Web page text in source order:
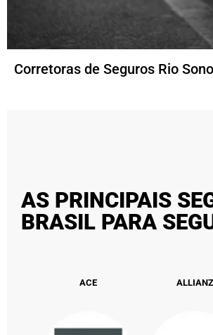
Corretoras de Seguros Rio Sono
AS PRINCIPAIS
BRASIL PARA
ACE ALLIANZ